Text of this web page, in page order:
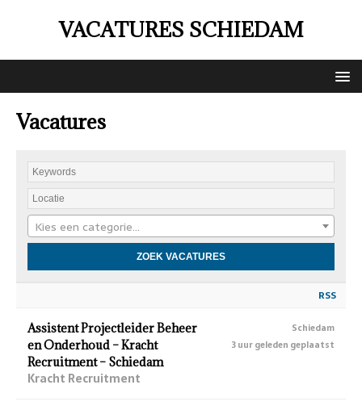
VACATURES SCHIEDAM
Vacatures
Kies een categorie…
RSS
Assistent Projectleider Beheer
en Onderhoud – Kracht
Recruitment – Schiedam
Kracht Recruitment
Schiedam
3 uur geleden geplaatst